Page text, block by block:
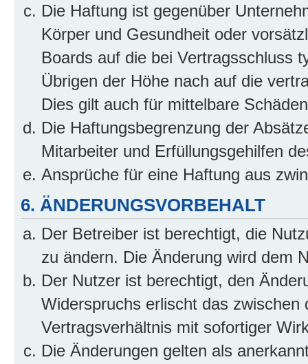
Die Haftung ist gegenüber
Körper und Gesundheit oder
Boards auf die bei Vertragsschluss
Übrigen der Höhe nach auf die
Dies gilt auch für mittelbare
Die Haftungsbegrenzung der
Mitarbeiter und Erfüllungsgehilfen
Ansprüche für eine Haftung aus
6. ÄNDERUNGSVORBEHALT
Der Betreiber ist berechtigt, die
zu ändern. Die Änderung wird dem
Der Nutzer ist berechtigt, den
Widerspruchs erlischt das
Vertragsverhältnis mit sofortiger
Die Änderungen gelten als